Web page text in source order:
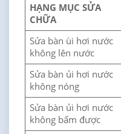
HẠNG MỤC SỬA
CHỮA
Sửa bàn ùi hơi nước
không lên nước
Sửa bàn ủi hơi nước
không nóng
Sửa bàn ủi hơi nước
không bấm được